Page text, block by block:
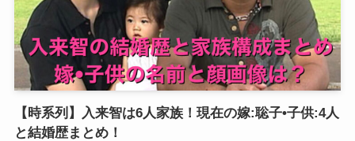
【時系列】入来智は6人家族！現在の嫁:聡子•子供:4人
と結婚歴まとめ！